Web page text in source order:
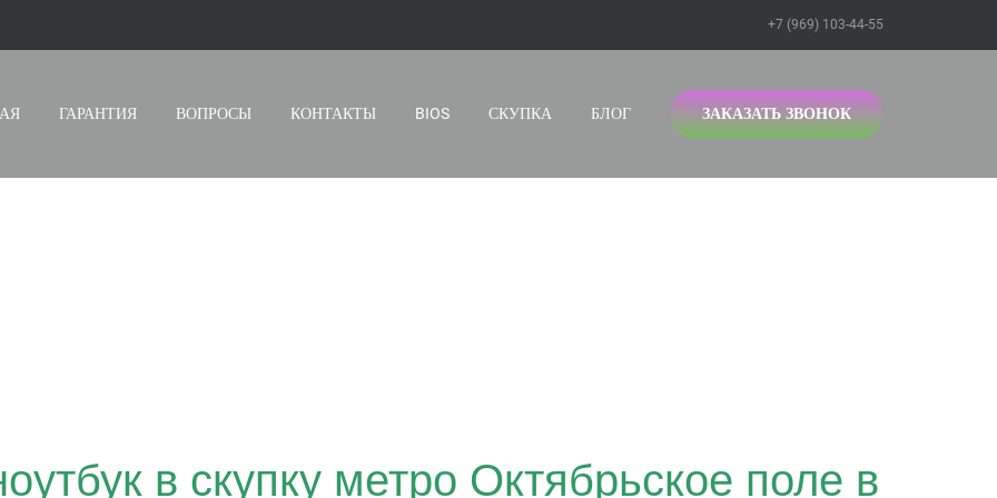
+7 (969) 103-44-55
ГАРАНТИЯ ВОПРОСЫ КОНТАКТЫ BIOS СКУПКА БЛОГ ЗАКАЗАТЬ ЗВОНОК
в скупку метро Октябрьское поле в